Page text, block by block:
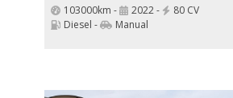
103000km - 2022 -
80 CV
Diesel -
Manual